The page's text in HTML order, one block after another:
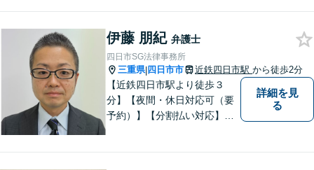
伊藤 朋紀 弁護士
四日市SG法律事務所
三重県| 四日市市 近鉄四日市駅 から徒歩2分
【近鉄四日市駅より徒歩３
分】【夜間・休日対応可（要
予約）】【分割払い対応】
詳細を見
る